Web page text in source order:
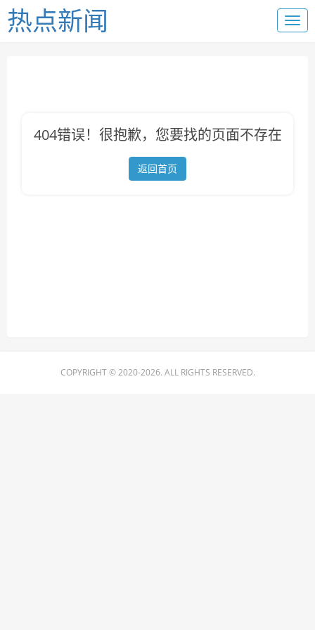
热点新闻
404错误！很抱歉，您要找的页面不存在
返回首页
COPYRIGHT © 2020-2026. ALL RIGHTS RESERVED.